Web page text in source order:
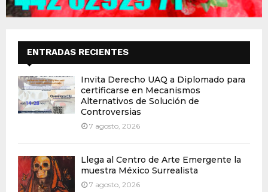
ENTRADAS RECIENTES
Invita Derecho UAQ a Diplomado para
certificarse en Mecanismos
Alternativos de Solución de
Controversias
7 agosto, 2026
Llega al Centro de Arte Emergente la
muestra México Surrealista
7 agosto, 2026